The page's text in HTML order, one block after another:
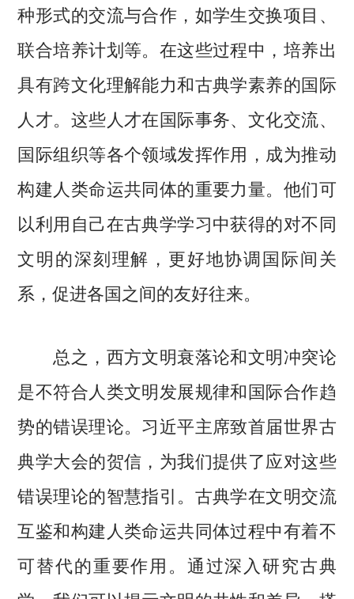
种形式的交流与合作，如学生交换项目、
联合培养计划等。在这些过程中，培养出
具有跨文化理解能力和古典学素养的国际
人才。这些人才在国际事务、文化交流、
国际组织等各个领域发挥作用，成为推动
构建人类命运共同体的重要力量。他们可
以利用自己在古典学学习中获得的对不同
文明的深刻理解，更好地协调国际间关
系，促进各国之间的友好往来。
总之，西方文明衰落论和文明冲突论
是不符合人类文明发展规律和国际合作趋
势的错误理论。习近平主席致首届世界古
典学大会的贺信，为我们提供了应对这些
错误理论的智慧指引。古典学在文明交流
互鉴和构建人类命运共同体过程中有着不
可替代的重要作用。通过深入研究古典